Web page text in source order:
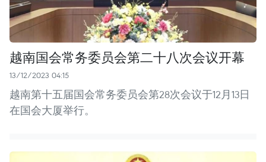
越南国会常务委员会第二十八次会议开幕
13/12/2023 04:15
越南第十五届国会常务委员会第28次会议于12月13日
在国会大厦举行。